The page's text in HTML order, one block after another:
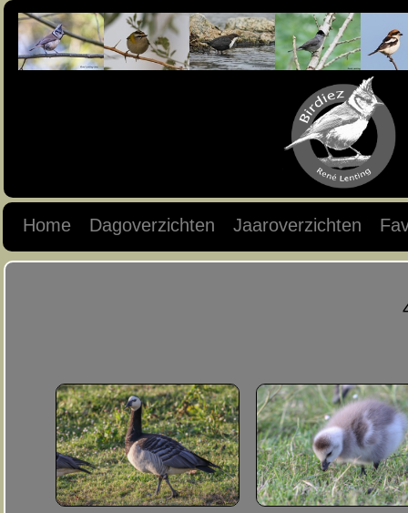
Home Dagoverzichten Jaaroverzichten